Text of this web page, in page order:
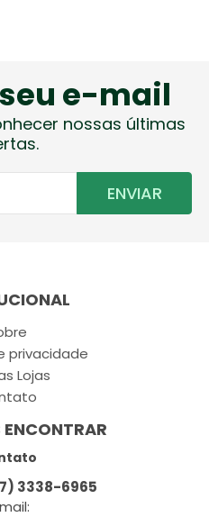
e-mail
nossas últimas
ENVIAR
privacidade
Lojas
3338-6965